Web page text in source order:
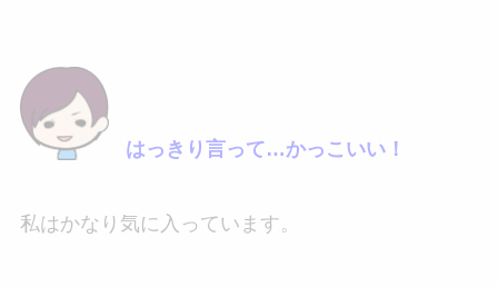
はっきり言って…かっこいい！
私はかなり気に入っています。